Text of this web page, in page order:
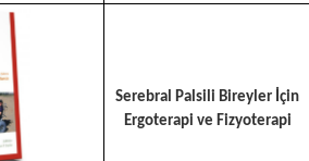
Serebral Palsili Bireyler İçin
Ergoterapi ve Fizyoterapi